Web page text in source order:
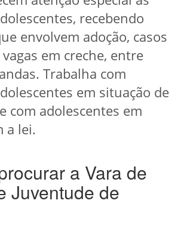
recebendo
envolvem adoção, casos
em creche, entre
Trabalha com
em situação de
com adolescentes em
a lei.
a Vara de
Juventude de